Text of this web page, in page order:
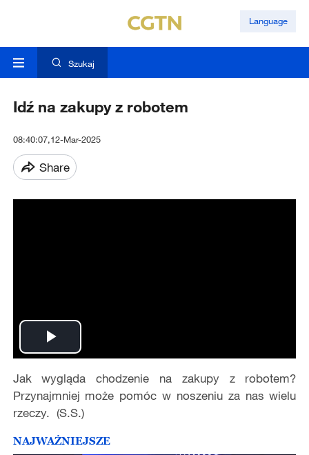
Language
Szukaj
Idź na zakupy z robotem
08:40:07,12-Mar-2025
Share
Play
Video
Jak wygląda chodzenie na zakupy z robotem?
Przynajmniej może pomóc w noszeniu za nas wielu
rzeczy. (S.S.)
NAJWAŻNIEJSZE